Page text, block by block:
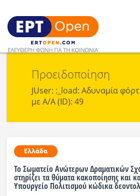
Ειδήσεις
Ελλάδα
Πολιτική
Οικονομία
Αθλητικά
Προειδοποίηση
JUser: :_load: Αδυναμία
με Α/Α (ID): 49
Ελλάδα
Το Σωματείο Ανώτερων Δραματικών
στηρίζει τα θύματα κακοποίησης και
Υπουργείο Πολιτισμού κώδικα